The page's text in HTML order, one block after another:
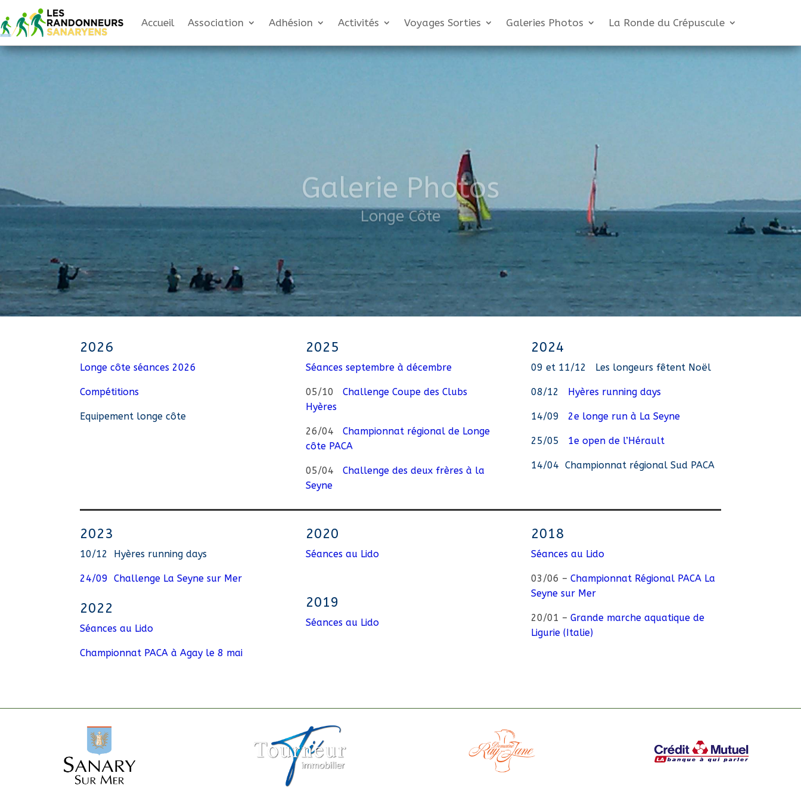
Accueil Association Adhésion Activités Voyages Sorties Galeries Photos La Ronde du Crépuscule
Galerie Photos
Longe Côte
2026
Longe côte séances 2026
Compétitions
Equipement longe côte
2025
Séances septembre à décembre
05/10 Challenge Coupe des Clubs
Hyères
26/04 Championnat régional de Longe
côte PACA
05/04 Challenge des deux frères à la
Seyne
2024
09 et 11/12 Les longeurs fêtent Noël
08/12 Hyères running days
14/09 2e longe run à La Seyne
25/05 1e open de l’Hérault
14/04 Championnat régional Sud PACA
2023
10/12 Hyères running days
24/09 Challenge La Seyne sur Mer
2022
Séances au Lido
Championnat PACA à Agay le 8 mai
2020
Séances au Lido
2019
Séances au Lido
2018
Séances au Lido
03/06 – Championnat Régional PACA La
Seyne sur Mer
20/01 – Grande marche aquatique de
Ligurie (Italie)